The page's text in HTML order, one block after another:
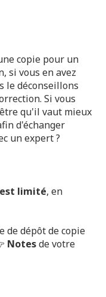
copie pour un
si vous en avez
le déconseillons
Si vous
qu'il vaut mieux
d'échanger
un expert ?
limité, en
de dépôt de copie
Notesde votre